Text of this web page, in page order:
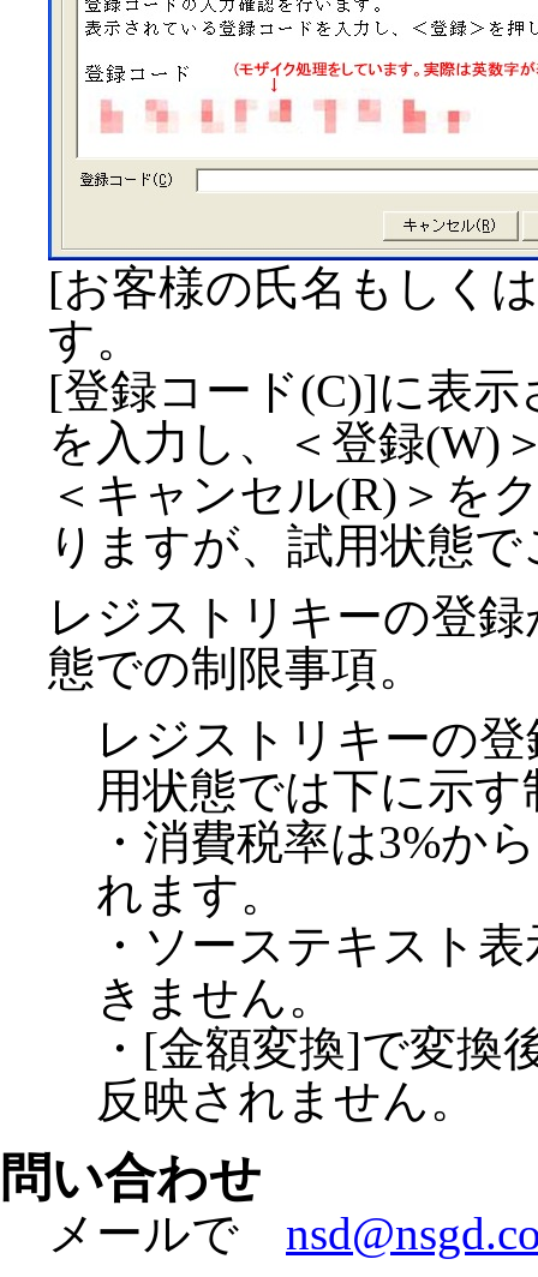
[お客様の氏名もしく
す。
[登録コード(C)]に表
を入力し、＜登録(W)
＜キャンセル(R)＞を
りますが、試用状態
レジストリキーの登
態での制限事項。
レジストリキーの
用状態では下に示
・消費税率は3%か
れます。
・ソーステキスト
きません。
・[金額変換]で変換
反映されません。
問い合わせ
メールで